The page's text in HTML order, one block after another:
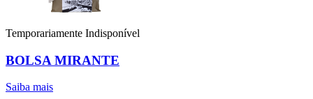
Temporariamente Indisponível
BOLSA MIRANTE
Saiba mais